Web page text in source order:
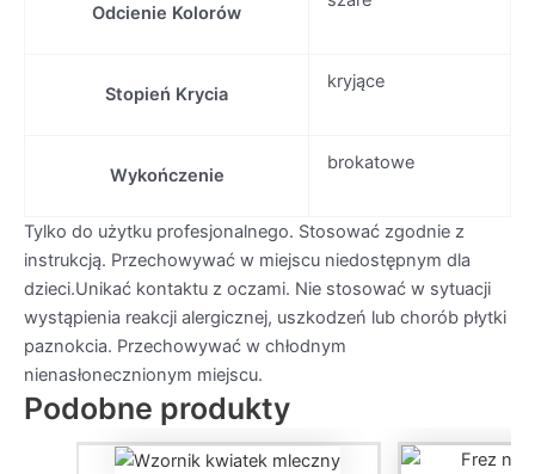
Odcienie Kolorów
Stopień Krycia
kryjące
Wykończenie
brokatowe
Tylko do użytku profesjonalnego. Stosować zgodnie z
instrukcją. Przechowywać w miejscu niedostępnym dla
dzieci.Unikać kontaktu z oczami. Nie stosować w sytuacji
wystąpienia reakcji alergicznej, uszkodzeń lub chorób płytki
paznokcia. Przechowywać w chłodnym
nienasłonecznionym miejscu.
Podobne produkty